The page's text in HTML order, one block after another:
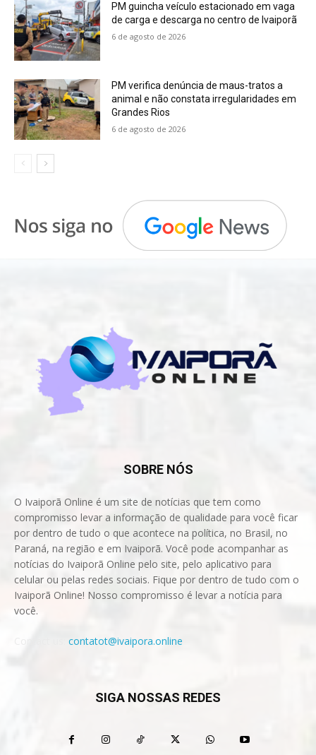
PM guincha veículo estacionado em vaga
de carga e descarga no centro de Ivaiporã
6 de agosto de 2026
PM verifica denúncia de maus-tratos a
animal e não constata irregularidades em
Grandes Rios
6 de agosto de 2026
SOBRE NÓS
O Ivaiporã Online é um site de notícias que tem como
compromisso levar a informação de qualidade para você ficar
por dentro de tudo o que acontece na política, no Brasil, no
Paraná, na região e em Ivaiporã. Você pode acompanhar as
notícias do Ivaiporã Online pelo site, pelo aplicativo para
celular ou pelas redes sociais. Fique por dentro de tudo com o
Ivaiporã Online! Nosso compromisso é levar a notícia para
você.
contatot@ivaipora.online
SIGA NOSSAS REDES